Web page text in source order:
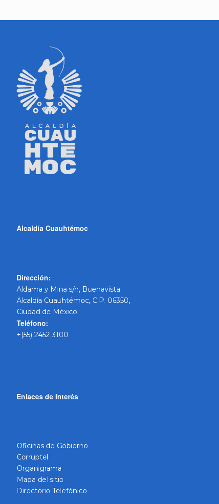
Alcaldía Cuauhtémoc
Dirección:
Aldama y Mina s/n, Buenavista.
Alcaldía Cuauhtémoc, C.P. 06350,
Ciudad de México.
Teléfono:
+(55) 2452 3100
Enlaces de Interés
Oficinas de Gobierno
Corruptel
Organigrama
Mapa del sitio
Directorio Telefónico